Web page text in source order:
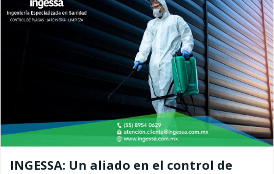
INGESSA: Un aliado en el control de